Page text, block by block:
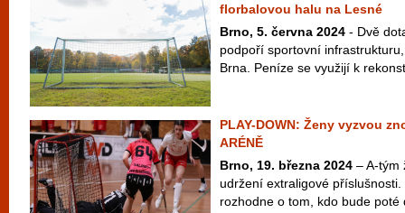
florbalovou halu na Lesné
Brno, 5. června 2024 - Dvě
podpoří sportovní
Brna. Peníze se využijí k
PLAY-DOWN: Ženy vyzvou
ARÉNĚ
Brno, 19. března 2024 – A-tým
udržení extraligové
rozhodne o tom, kdo bude